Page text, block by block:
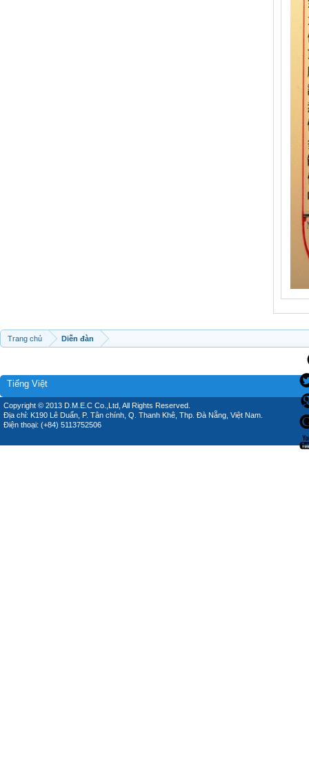
Trang chủ Diễn đàn
Tiếng Việt
Copyright © 2013 D.M.E.C Co.,Ltd, All Rights Reserved.
Địa chỉ: K190 Lê Duẩn, P. Tân chính, Q. Thanh Khê, Thp. Đà Nẵng, Việt Nam.
Điện thoại: (+84) 5113752506